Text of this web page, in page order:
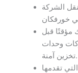
الشركة
مؤقتًا قبل
وحدات
تخزين آمنة.
تقدمها